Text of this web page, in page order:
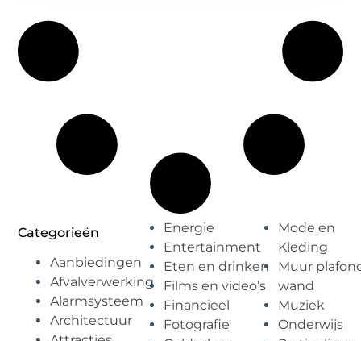
Categorieën
Aanbiedingen
Afvalverwerking
Alarmsysteem
Architectuur
Energie
Entertainment
Eten en drinken
Films en video’s
Financieel
Fotografie
Mode en
Kleding
Muur
wand
Muziek
Onderwijs